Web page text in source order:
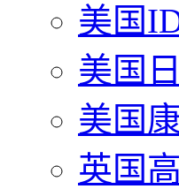
美国
美国
美国
英国